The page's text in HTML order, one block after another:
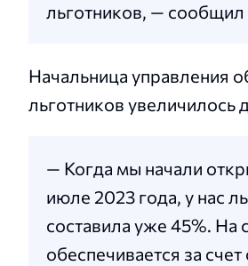
льготников, — сообщил
Начальница управления
льготников увеличилось
— Когда мы начали
июле 2023 года, у нас
составила уже 45%. На
обеспечивается за